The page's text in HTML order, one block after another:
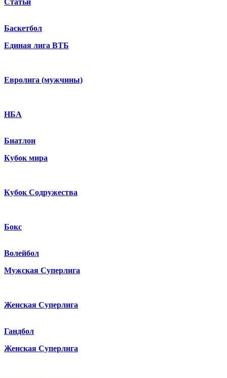
Статьи
Баскетбол
Единая лига ВТБ
Евролига (мужчины)
НБА
Биатлон
Кубок мира
Кубок Содружества
Бокс
Волейбол
Мужская Суперлига
Женская Суперлига
Гандбол
Женская Суперлига